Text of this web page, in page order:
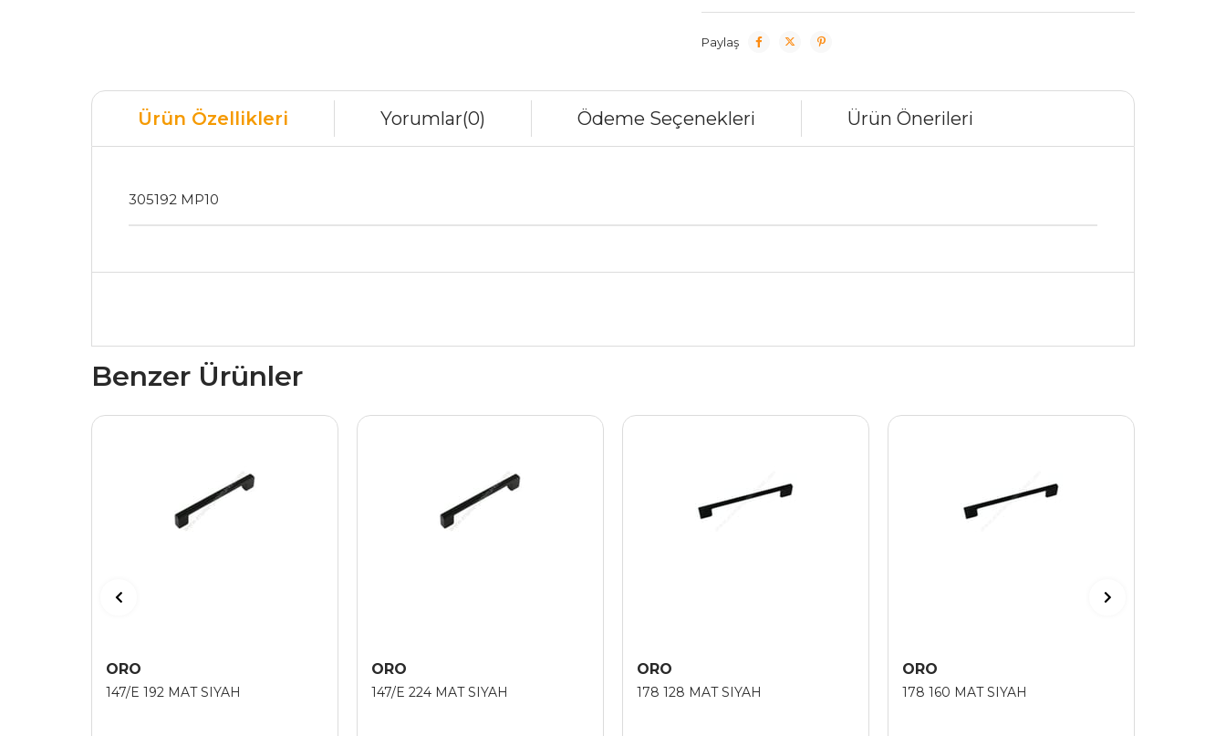
Paylaş
Ürün Özellikleri Yorumlar(0) Ödeme Seçenekleri Ürün Önerileri
305192 MP10
Benzer Ürünler
ORO
147/E 192 MAT SIYAH
ORO
147/E 224 MAT SIYAH
ORO
178 128 MAT SIYAH
ORO
178 160 MAT SIYAH